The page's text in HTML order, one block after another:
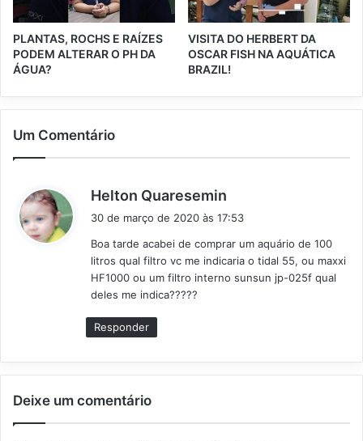
PLANTAS, ROCHS E RAÍZES
PODEM ALTERAR O PH DA
ÁGUA?
VISITA DO HERBERT DA
OSCAR FISH NA AQUÁTICA
BRAZIL!
Um Comentário
Helton Quaresemin
i
s
e
:
30 de março de 2020 às 17:53
Boa tarde acabei de comprar um aquário de 100
litros qual filtro vc me indicaria o tidal 55, ou maxxi
HF1000 ou um filtro interno sunsun jp-025f qual
deles me indica?????
Responder
Deixe um comentário